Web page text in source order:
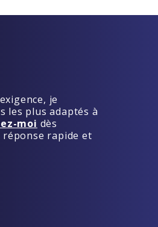
je
les plus adaptés à
moi dès
rapide et